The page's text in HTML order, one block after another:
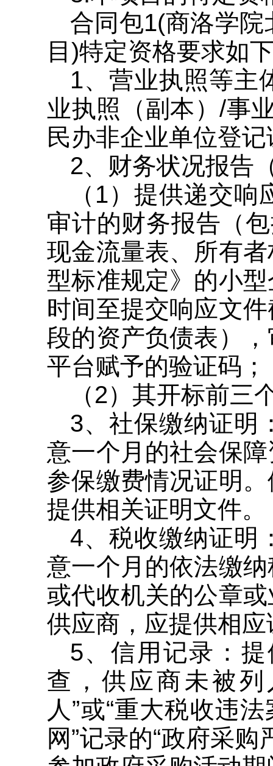
合同包1(商洛学
目)特定资格要求如
1、营业执照等主
业执照（副本）/事
民办非企业单位登
2、财务状况报告
（1）提供递交
审计的财务报告（
现金流量表、所有
型标准规定》的小
时间至提交响应文
段的资产负债表）
平台赋予的验证码；
（2）其开标前
3、社保缴纳证明
意一个月的社会保
参保缴费情况证明
提供相关证明文件。
4、税收缴纳证明
意一个月的依法缴
或代收机关的公章
供应商，应提供相
5、信用记录：
查，供应商未被列
人”或“重大税收违
网”记录的“政府采